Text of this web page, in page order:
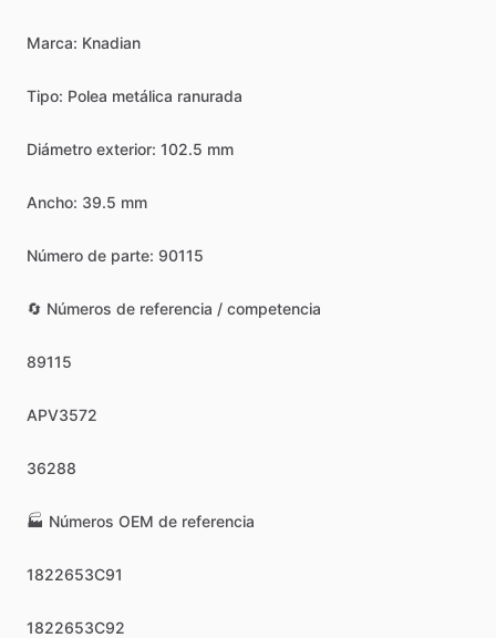
Marca: Knadian
Tipo: Polea metálica ranurada
Diámetro exterior: 102.5 mm
Ancho: 39.5 mm
Número de parte: 90115
🔄 Números de referencia ​/​ competencia
89115
APV3572
36288
🏭 Números OEM de referencia
1822653C91
1822653C92